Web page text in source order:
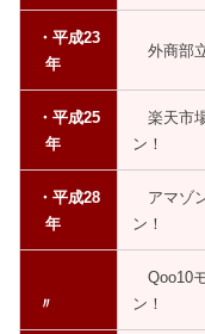
・平成23
年
外商部
・平成25
年
楽天市
ン！
・平成28
年
アマゾ
ン！
〃
Qoo10
ン！